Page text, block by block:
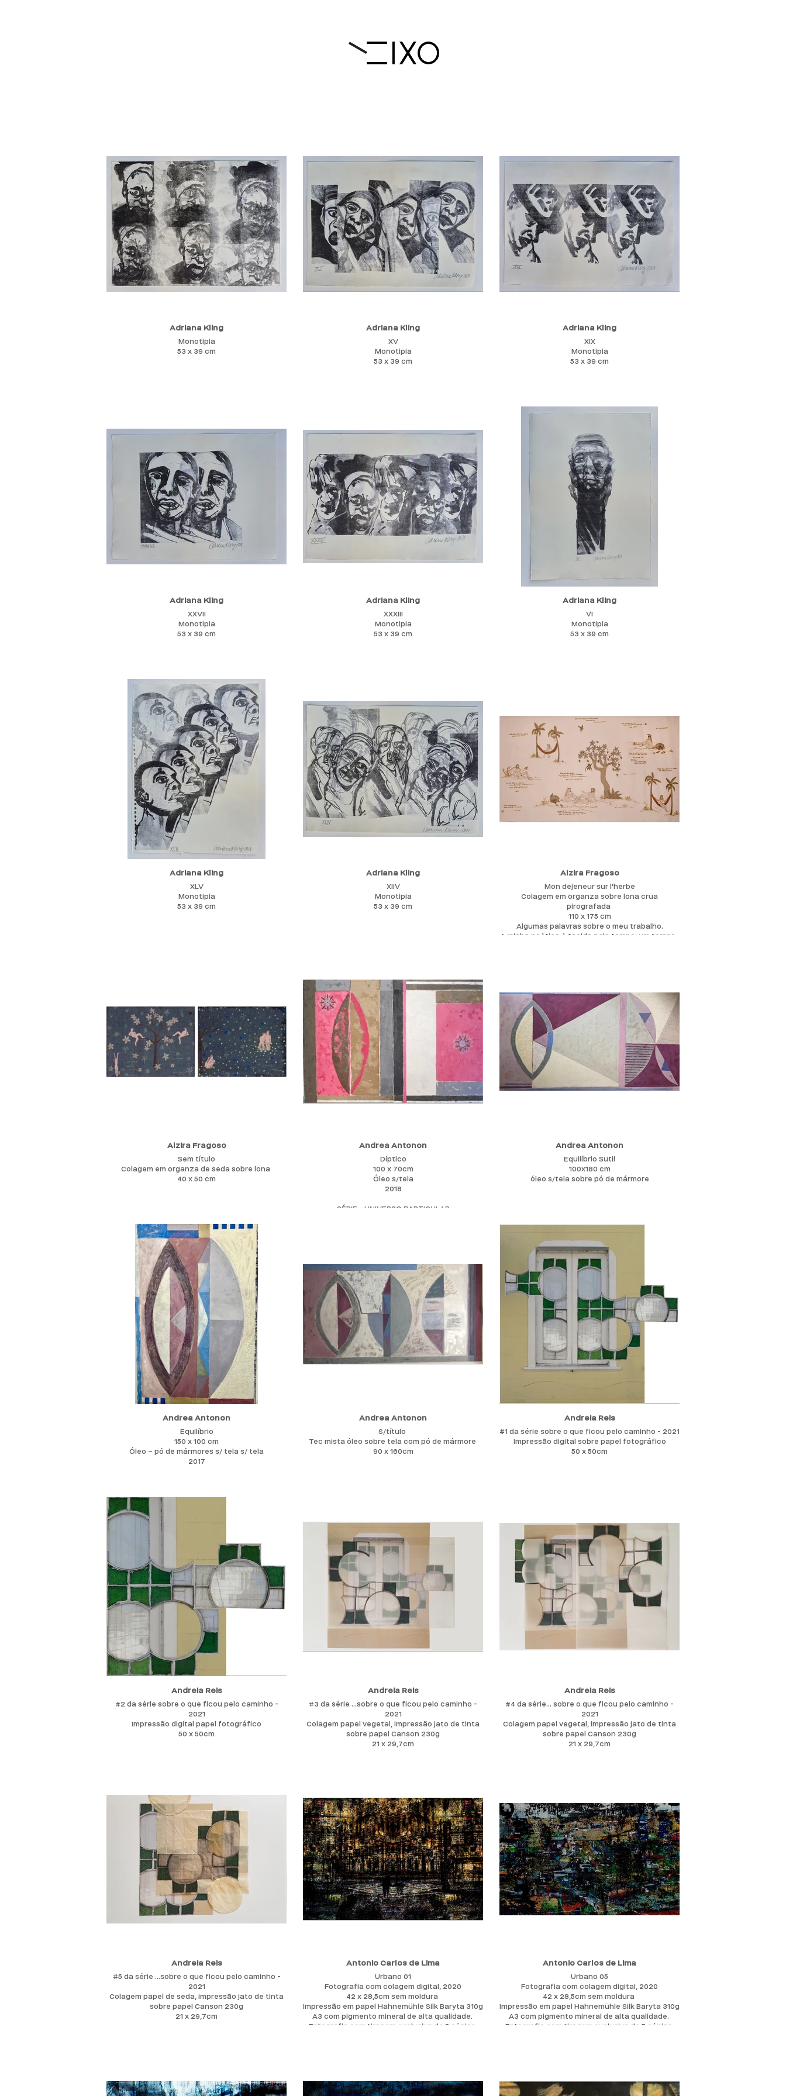
Adriana Kling
Monotipia
53 x 39 cm
Adriana Kling
XV
Monotipia
53 x 39 cm
Adriana Kling
XIX
Monotipia
53 x 39 cm
Adriana Kling
XXVII
Monotipia
53 x 39 cm
Adriana Kling
XXXIII
Monotipia
53 x 39 cm
Adriana Kling
VI
Monotipia
53 x 39 cm
Adriana Kling
XLV
Monotipia
53 x 39 cm
Adriana Kling
XIIV
Monotipia
53 x 39 cm
Alzira Fragoso
Mon dejeneur sur l'herbe
Colagem em organza sobre lona crua
pirografada
110 x 175 cm
Algumas palavras sobre o meu trabalho.
A minha poética é tecida pelo tempo; um tempo-
a repetição de ações, com variação de motivos,
criando um ritmo, um elo entre pintura-música-
literatura e pequenos textos-poemas inspirados
em canções, haikais, trazendo ao trabalho uma
espécie de mantra.
A busca de simplicidade e liberdade de
expressão contida, que intensifica a vibração da
obra, conduz-me a ouvir JOBIM que, com a
repetição de sons em variações sutis e
delicadas, traz um norte à minha busca de
familiar, ancestral, ora com cenas presentes, de
ausência, amor, solidão, dor, incompreensão,
compõe o meu expressionismo poético.
Não trabalho com o tempo cronológico, nem com
visual.
de algodão, material simples e antigo trabalhado
com colagens de organza de seda e rendas,
criando superposições, dando relevo à obra. E o
fazer que me interessa, o uso das mãos, o
exercício da minha criação, as marcas da minha
Busco condensar meu universo em composições
plásticas, ressaltando a forma, o movimento e o
jogo literário, criando um ritmo, tentando seduzir
o espectador para que ele se sinta imerso na
obra.
Alzira Fragoso
Sem título
Colagem em organza de seda sobre lona
40 x 50 cm
Andrea Antonon
Díptico
100 x 70cm
Óleo s/tela
2018
SÉRIE - UNIVERSO PARTICULAR
mandalas e a delicadeza de seus desenhos.
Nessa perspectiva, somam-se tons aquarelados
em cores suaves transportadas para o óleo, tais
como, azuis, rosas, cinzas e magentas gerando
um prisma em visão feminina de um “ Universo
Particular ”, formando um caleidoscópio de
cores suaves.
As obras apresentam uma espécie de pequenas
mandalas inseridas em campos de cor entre
ritmo e silêncio.
Graduada em Artes Plástica pela Universidade
Mackenzie desde 1981 SP.
Frequenta o Atelier com Dudi Maia Rosa
entre1976 e 1978 SP. Desenvolveu manufatura
Bela , Reinaldo Roels, José Maria Dias Cruz ,Katie
Von Schepenberg,Viviane Matesco Fernando
Cochiarele . Fez viagens de estudos com Suzana
Queiroga NY ,USA e Paris França com João
Magalhaes ,Jeanette Prioli.
Sergio Fingermann 2020 Da criação á Exposição
online .
Vive e Mora no Rio de Janeiro onde leciona aulas
de arte
Andrea Antonon
Equilíbrio Sutil
100x180 cm
óleo s/tela sobre pó de mármore
Andrea Antonon
Equilíbrio
150 x 100 cm
Óleo – pó de mármores s/ tela s/ tela
2017
Andrea Antonon
S/título
Tec mista óleo sobre tela com pó de mármore
90 x 160cm
Andreia Reis
#1 da série sobre o que ficou pelo caminho - 2021
Impressão digital sobre papel fotográfico
50 x 50cm
Andreia Reis
#2 da série sobre o que ficou pelo caminho -
2021
Impressão digital papel fotográfico
50 x 50cm
Andreia Reis
#3 da série ...sobre o que ficou pelo caminho -
2021
Colagem papel vegetal, impressão jato de tinta
sobre papel Canson 230g
21 x 29,7cm
Andreia Reis
#4 da série... sobre o que ficou pelo caminho -
2021
Colagem papel vegetal, impressão jato de tinta
sobre papel Canson 230g
21 x 29,7cm
Andreia Reis
#5 da série ...sobre o que ficou pelo caminho -
2021
Colagem papel de seda, impressão jato de tinta
sobre papel Canson 230g
21 x 29,7cm
Licenciatura em Artes Plásticas pelo Centro
Antonio Carlos de Lima
Urbano 01
Fotografia com colagem digital, 2020
42 x 28,5cm sem moldura
Impressão em papel Hahnemühle Silk Baryta 310g
A3 com pigmento mineral de alta qualidade.
Fotografia com tiragem exclusiva de 5 cópias,
como eu busco outra forma de percebê-los e
Antonio Carlos de Lima
Urbano 05
Fotografia com colagem digital, 2020
42 x 28,5cm sem moldura
Impressão em papel Hahnemühle Silk Baryta 310g
A3 com pigmento mineral de alta qualidade.
Fotografia com tiragem exclusiva de 5 cópias,